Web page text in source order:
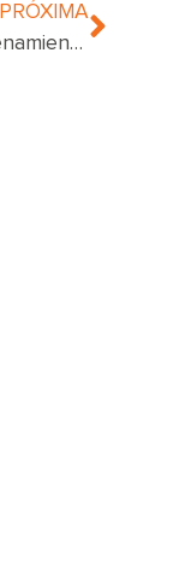
PRÓXIMA
Acuerdo de $4.75 millones por envenenamiento por plomo